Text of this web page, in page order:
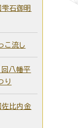
雫石御明
こ流し
回八幡平
り
佐比内金